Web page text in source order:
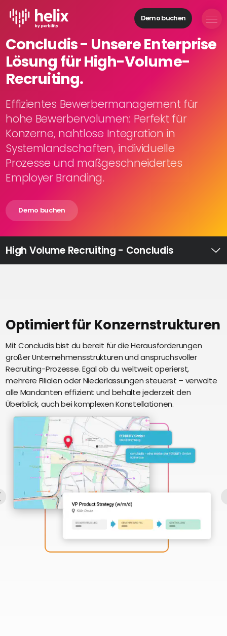
Demo buchen
Helix Module
Organisationen
aufbauen
gewinnen
Mitarbeitende
entwickeln
Feedback
geben
Volume
Ausbildungsmanagement
Lernen
eAkte
und
Digitalisierung
Schnittstellen
Intelligenz
Über uns
Perbility
Offene
Stellen
Compliance
Kontakt
Theme-
Concludis - Unsere Enterprise
Lösung für High-Volume-
Recruiting.
Effizientes Bewerbermanagement für
hohe Bewerbervolumen: Perfekt für
Konzerne, nahtlose Integration in
Systemlandschaften, individuelle
Prozesse und maßgeschneidertes
Employer Branding.
Demo buchen
High Volume Recruiting - Concludis
Optimiert für Konzernstrukturen
Mit Concludis bist du bereit für die Herausforderungen
großer Unternehmensstrukturen und anspruchsvoller
Recruiting-Prozesse. Egal ob du weltweit operierst,
mehrere Filialen oder Niederlassungen steuerst – verwalte
alle Mandanten effizient und behalte jederzeit den
Überblick, auch bei komplexen Konstellationen.